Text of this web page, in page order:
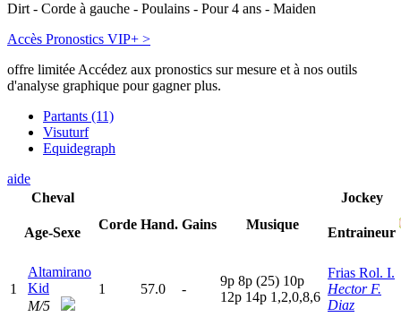
Dirt - Corde à gauche - Poulains - Pour 4 ans - Maiden
Accès Pronostics VIP+ >
offre limitée Accédez aux pronostics sur mesure et à nos outils
d'analyse graphique pour gagner plus.
Partants (11)
Visuturf
Equidegraph
aide
Cheval
Age-Sexe
Corde Hand. Gains Musique
Jockey
Entraineur
1
Altamirano
Kid
M/5
1 57.0 -
9p 8p (25) 10p
12p 14p 1,2,0,8,6
Frias Rol. I.
Hector F.
Diaz